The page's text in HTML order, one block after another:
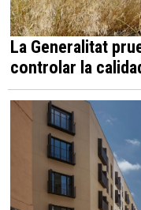
La Generalitat
controlar la